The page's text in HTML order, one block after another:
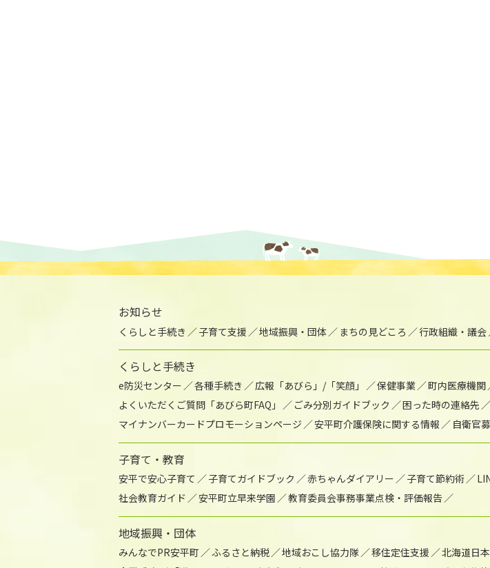
お知らせ
くらしと手続き 子育て支援 地域振興・団体 まちの見どころ 行政組織・議会
くらしと手続き
e防災センター 各種手続き 広報「あびら」/「笑顔」 保健事業 町内医療機関
よくいただくご質問「あびら町FAQ」
ごみ分別ガイドブック 困った時の連絡先
マイナンバーカードプロモーションページ
安平町介護保険に関する情報 自衛官
子育て・教育
安平で安心子育て 子育てガイドブック 赤ちゃんダイアリー 子育て節約術
社会教育ガイド
安平町立早来学園 教育委員会事務事業点検・評価報告
地域振興・団体
みんなでPR安平町 ふるさと納税 地域おこし協力隊 移住定住支援 北海道日